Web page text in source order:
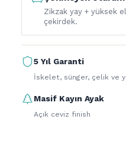
Zikzak yay + yüksek
çekirdek.
5 Yıl Garanti
İskelet, sünger, çelik ve
Masif Kayın Ayak
Açık ceviz finish